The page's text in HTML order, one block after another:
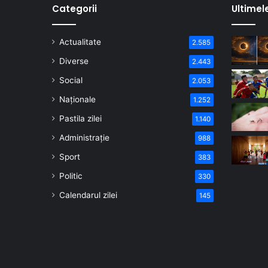
Categorii
Actualitate 2.585
Diverse 2.443
Social 2.053
Naționale 1.252
Pastila zilei 1.140
Administrație 988
Sport 383
Politic 330
Calendarul zilei 145